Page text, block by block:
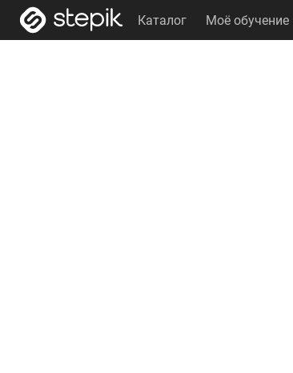
Каталог Моё обучение